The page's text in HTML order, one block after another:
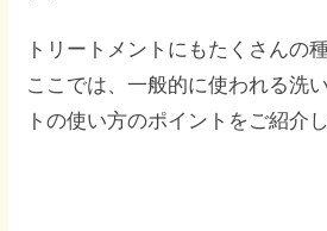
トリートメントにもたくさんの
ここでは、一般的に使われる洗
トの使い方のポイントをご紹介